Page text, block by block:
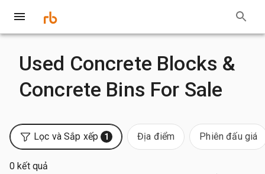
Used Concrete Blocks &
Concrete Bins For Sale
Lọc và Sắp xếp 1 Địa điểm Phiên đấu giá
0 kết quả